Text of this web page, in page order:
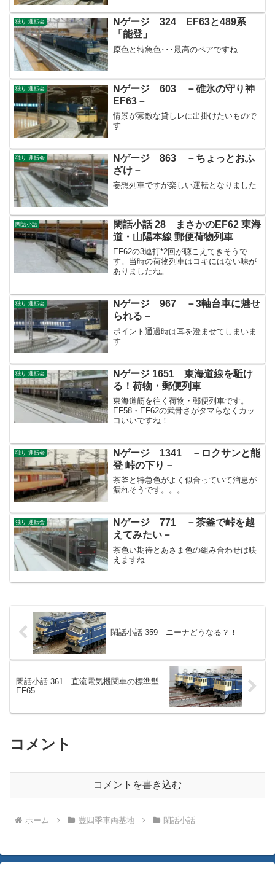
独り 運転会
Nゲージ 324 EF63と489系
「能登」
原色と特急色･･･最高のペアですね
独り 運転会
Nゲージ 603 －碓氷の守り神
EF63－
情景が素敵な貸しレに出掛けたいもので
す
独り 運転会
Nゲージ 863 －ちょっとおふ
ざけ－
妄想列車ですが楽しい運転となりました
閑話小話
閑話小話 28 まさかのEF62 東海
道・山陽本線 郵便荷物列車
EF62の3連打*2回が聴こえてきそうで
す。当時の荷物列車はコキにはない味が
ありましたね。
独り 運転会
Nゲージ 967 －3軸台車に魅せ
られる－
ポイント通過時は耳を澄ませてしまいま
す
独り 運転会
Nゲージ 1651 東海道線を駈け
る！荷物・郵便列車
東海道筋を往く荷物・郵便列車です。
EF58・EF62の武骨さがタマらなくカッ
コいいですね！
独り 運転会
Nゲージ 1341 －ロクサンと能
登 峠の下り－
茶釜と特急色がよく似合っていて溜息が
漏れそうです。。。
独り 運転会
Nゲージ 771 －茶釜で峠を越
えてみたい－
茶色い期待とあさま色の組み合わせは映
えますね
閑話小話 359 ニーナどうなる？！
閑話小話 361 直流電気機関車の標準型
EF65
コメント
コメントを書き込む
ホーム 豊四季車両基地 閑話小話